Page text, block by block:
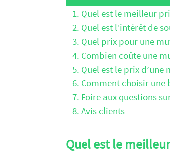
1. Quel est le meilleur
2. Quel est l’intérêt de
3. Quel prix pour une
4. Combien coûte une
5. Quel est le prix d’une
6. Comment choisir une
7. Foire aux questions
8. Avis clients
Quel est le